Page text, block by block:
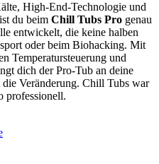
High-End-Technologie und
du beim Chill Tubs Pro genau
entwickelt, die keine halben
oder beim Biohacking. Mit
Temperatursteuerung und
dich der Pro-Tub an deine
Veränderung. Chill Tubs war
professionell.